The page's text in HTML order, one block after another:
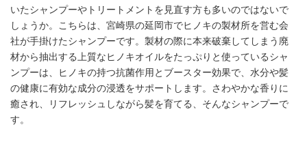
いたシャンプーやトリートメントを見直す方も多いのではないで
しょうか。こちらは、宮崎県の延岡市でヒノキの製材所を営む会
社が手掛けたシャンプーです。製材の際に本来破棄してしまう廃
材から抽出する上質なヒノキオイルをたっぷりと使っているシャ
ンプーは、ヒノキの持つ抗菌作用とブースター効果で、水分や髪
の健康に有効な成分の浸透をサポートします。さわやかな香りに
癒され、リフレッシュしながら髪を育てる、そんなシャンプーで
す。